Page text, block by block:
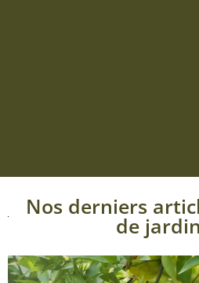
Nos derniers
de